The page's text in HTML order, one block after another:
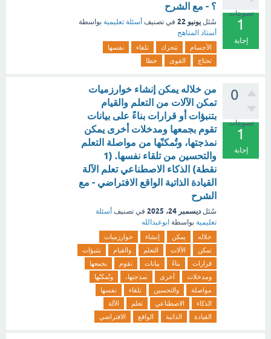
تصويتات
1
إجابة
؟ - مع الشرح
سُئل يونيو 22 في تصنيف أسئلة تعليمية بواسطة
أستاذ المناهج
الأجسام تتحرك تلقاء
نفسها
تحتاج
القوى خطا
0
تصويتات
1
إجابة
من خلاله يمكن إنشاء خوارزميات
تمكن الآلات من التعلم والقيام
بتنبؤات أو قرارات بناءً على بيانات
تقوم بجمعها ومدخلات أخرى يمكن
نمذجتها، وتُمكنّها من مواصلة التعلم
والتحسين من تلقاء نفسها. (1
نقطة) الذكاء الاصطناعي تعلم الآلة
القيادة الذاتية الواقع الافتراضي - مع
الشرح
سُئل ديسمبر 24، 2025 في تصنيف أسئلة
تعليمية بواسطة ابوعبدالله
خلاله يمكن إنشاء
خوارزميات
تمكن
الآلات التعلم والقيام
بتنبؤات
قرارات
بناءً بيانات تقوم
بجمعها
ومدخلات
أخرى نمذجتها،
وتُمكنّها
مواصلة
والتحسين تلقاء
نفسها
الذكاء
الاصطناعي تعلم
الآلة
القيادة
الذاتية الواقع الافتراضي